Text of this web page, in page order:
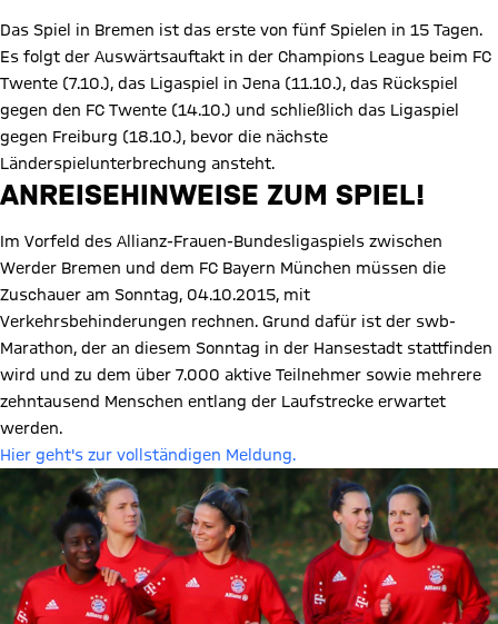
Das Spiel in Bremen ist das erste von fünf Spielen in 15 Tagen.
Es folgt der Auswärtsauftakt in der Champions League beim FC
Twente (7.10.), das Ligaspiel in Jena (11.10.), das Rückspiel
gegen den FC Twente (14.10.) und schließlich das Ligaspiel
gegen Freiburg (18.10.), bevor die nächste
Länderspielunterbrechung ansteht.
ANREISEHINWEISE ZUM SPIEL!
Im Vorfeld des Allianz-Frauen-Bundesligaspiels zwischen
Werder Bremen und dem FC Bayern München müssen die
Zuschauer am Sonntag, 04.10.2015, mit
Verkehrsbehinderungen rechnen. Grund dafür ist der swb-
Marathon, der an diesem Sonntag in der Hansestadt stattfinden
wird und zu dem über 7.000 aktive Teilnehmer sowie mehrere
zehntausend Menschen entlang der Laufstrecke erwartet
werden.
Hier geht's zur vollständigen Meldung.